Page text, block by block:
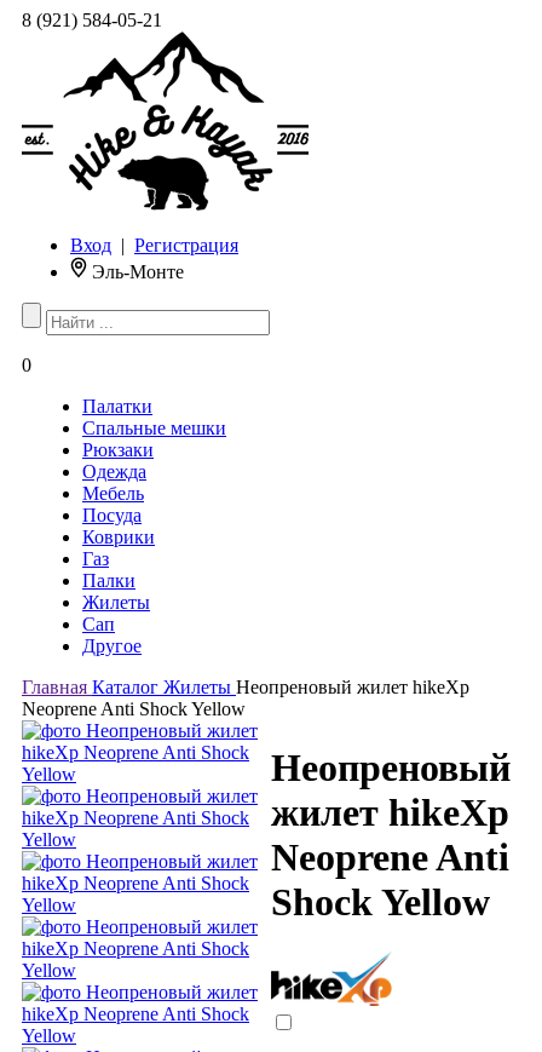
8 (921) 584-05-21
Вход | Регистрация
Эль-Монте
0
Палатки
Спальные мешки
Рюкзаки
Одежда
Мебель
Посуда
Коврики
Газ
Палки
Жилеты
Сап
Другое
Главная Каталог Жилеты Неопреновый жилет hikeXp
Neoprene Anti Shock Yellow
Неопреновый
жилет hikeXp
Neoprene Anti
Shock Yellow